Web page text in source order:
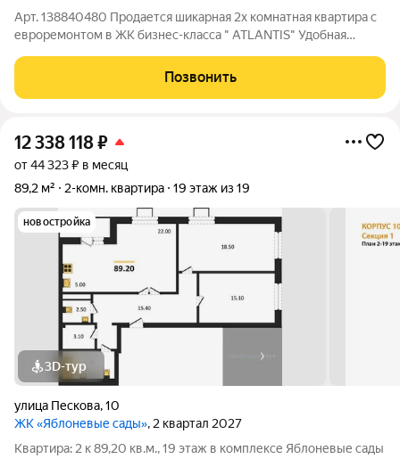
Арт. 138840480 Продается шикарная 2х комнатная квартира с
евроремонтом в ЖК бизнес-класса " АТLАNТIS" Удобная
просторная кухня, С/У раздельный. Качественная отделка с
использованием дорогостоящих
Позвонить
12 338 118₽
от 44 323 ₽ в месяц
89,2 м²
2-комн. квартира 19 этаж из 19
новостройка
3D-тур
улица Пескова,10
ЖК «Яблоневые сады», 2 квартал 2027
Квартира: 2 к 89,20 кв.м., 19 этаж в комплексе Яблоневые сады